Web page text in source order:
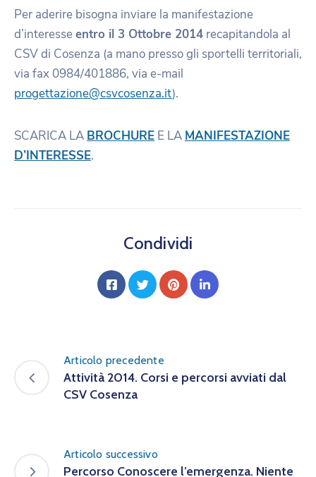
Per aderire bisogna inviare la manifestazione
d’interesseentro il 3 Ottobre 2014 recapitandola al
CSV di Cosenza (a mano presso gli sportelli territoriali,
via fax 0984/401886, via e-mail
progettazione@csvcosenza.it).
SCARICA LA BROCHURE E LA MANIFESTAZIONE
D’INTERESSE.
Condividi
Articolo precedente
Attività 2014. Corsi e percorsi avviati dal
CSV Cosenza
Articolo successivo
Percorso Conoscere l’emergenza. Niente